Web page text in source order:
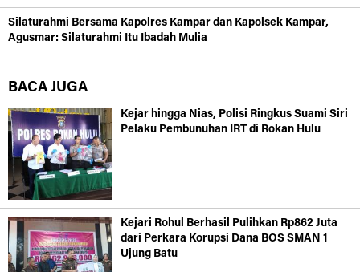
Silaturahmi Bersama Kapolres Kampar dan Kapolsek Kampar,
Agusmar: Silaturahmi Itu Ibadah Mulia
BACA JUGA
Kejar hingga Nias, Polisi Ringkus Suami Siri
Pelaku Pembunuhan IRT di Rokan Hulu
Kejari Rohul Berhasil Pulihkan Rp862 Juta
dari Perkara Korupsi Dana BOS SMAN 1
Ujung Batu